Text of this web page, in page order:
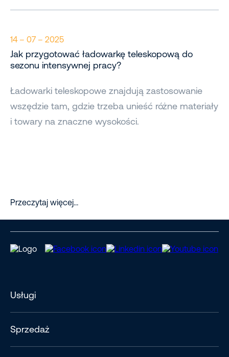
14 – 07 – 2025
Jak przygotować ładowarkę teleskopową do
sezonu intensywnej pracy?
Ładowarki teleskopowe znajdują zastosowanie
wszędzie tam, gdzie trzeba unieść różne materiały
i towary na znaczne wysokości.
Przeczytaj więcej…
Usługi
Sprzedaż